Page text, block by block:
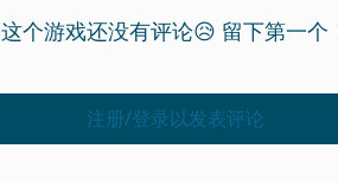
这个游戏还没有评论😥 留下第一个
注册/登录以发表评论